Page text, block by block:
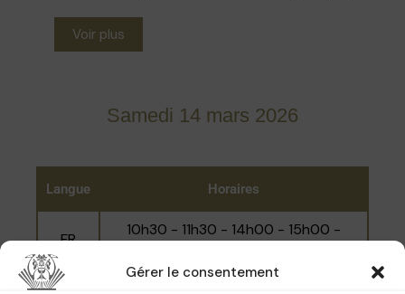
Gérer le consentement
sans conteste le bâtiment au style Art
nouveau. À l’intérieur, l’architecte réalisa une
omniprésente. La minutieuse rénovation de
nouveau dans le quartier des Marolles.
Voir plus
Samedi 14 mars 2026
Langue Horaires
FR
10h30 - 11h30 - 14h00 - 15h00 -